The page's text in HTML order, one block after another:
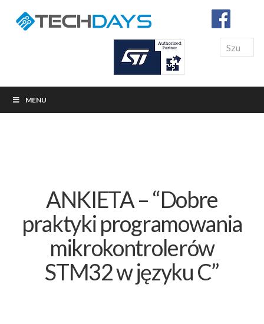
Search
MENU
ANKIETA – “Dobre
praktyki programowania
mikrokontrolerów
STM32 w języku C”